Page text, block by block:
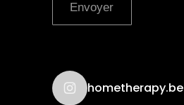
Envoyer
hometherapy.be